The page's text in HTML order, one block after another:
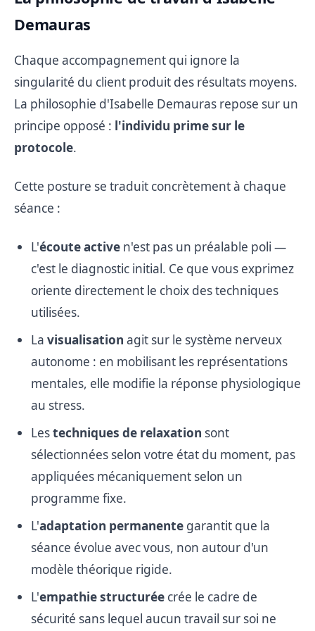
Demauras
Chaque accompagnement qui ignore la
singularité du client produit des résultats moyens.
La philosophie d'Isabelle Demauras repose sur un
principe opposé : l'individu prime sur le
protocole.
Cette posture se traduit concrètement à chaque
séance :
L'écoute active n'est pas un préalable poli —
c'est le diagnostic initial. Ce que vous exprimez
oriente directement le choix des techniques
utilisées.
La visualisation agit sur le système nerveux
autonome : en mobilisant les représentations
mentales, elle modifie la réponse physiologique
au stress.
Lestechniques de relaxation sont
sélectionnées selon votre état du moment, pas
appliquées mécaniquement selon un
programme fixe.
L'adaptation permanente garantit que la
séance évolue avec vous, non autour d'un
modèle théorique rigide.
L'empathie structurée crée le cadre de
sécurité sans lequel aucun travail sur soi ne